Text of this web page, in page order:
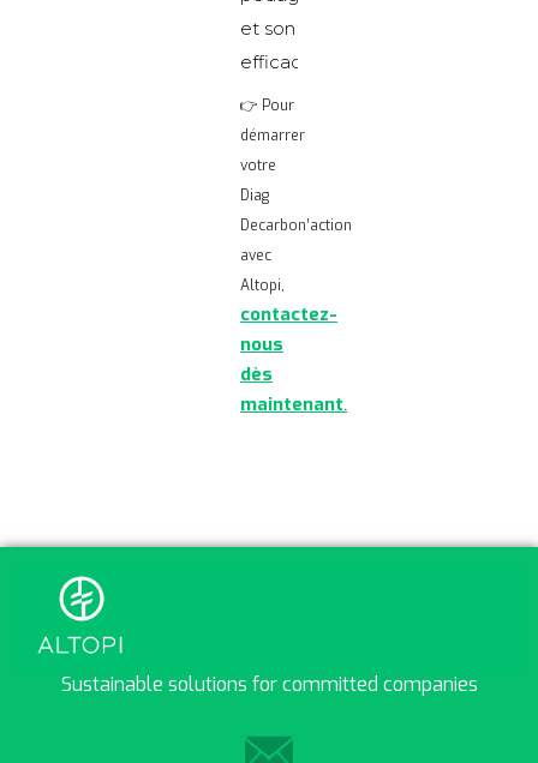
et son
efficacité
👉 Pour
démarrer
votre
Diag
Decarbon’action
avec
Altopi,
contactez-
nous
dès
maintenant.
Sustainable solutions for committed companies